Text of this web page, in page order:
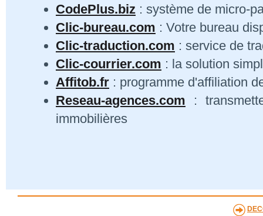
CodePlus.biz : système de micro-
Clic-bureau.com : Votre bureau
Clic-traduction.com : service de
Clic-courrier.com : la solution
Affitob.fr : programme d'affiliation
Reseau-agences.com :
immobilières